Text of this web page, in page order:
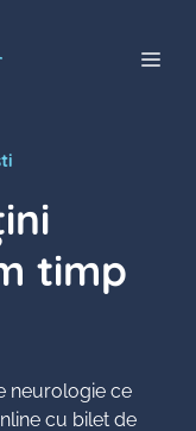
timp
neurologie ce
cu bilet de